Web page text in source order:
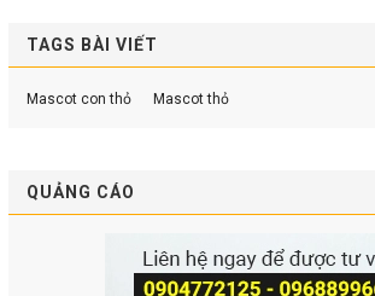
TAGS BÀI VIẾT
Mascot con thỏ Mascot thỏ
QUẢNG CÁO